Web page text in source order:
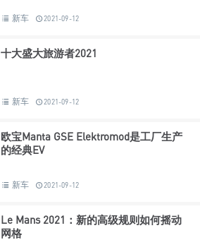
新车 2021-09-12
十大盛大旅游者2021
新车 2021-09-12
欧宝Manta GSE Elektromod是工厂生产
的经典EV
新车 2021-09-12
Le Mans 2021：新的高级规则如何摇动
网格